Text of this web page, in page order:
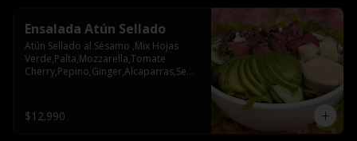
Ensalada Atún Sellado
Atún Sellado al Sésamo ,Mix Hojas
Verde,Palta,Mozzarella,Tomate
Cherry,Pepino,Ginger,Alcaparras,Semil
$12.990